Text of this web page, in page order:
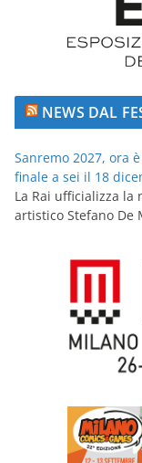
NEWS DAL
Sanremo 2027, ora
finale a sei il 18
La Rai ufficializza
artistico Stefano De